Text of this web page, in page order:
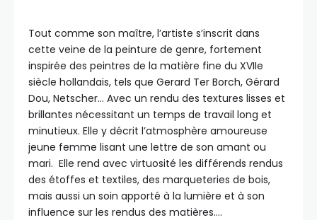
Tout comme son maître, l’artiste s’inscrit dans
cette veine de la peinture de genre, fortement
inspirée des peintres de la matière fine du XVIIe
siècle hollandais, tels que Gerard Ter Borch, Gérard
Dou, Netscher… Avec un rendu des textures lisses et
brillantes nécessitant un temps de travail long et
minutieux. Elle y décrit l’atmosphère amoureuse
jeune femme lisant une lettre de son amant ou
mari. Elle rend avec virtuosité les différends rendus
des étoffes et textiles, des marqueteries de bois,
mais aussi un soin apporté à la lumière et à son
influence sur les rendus des matières….